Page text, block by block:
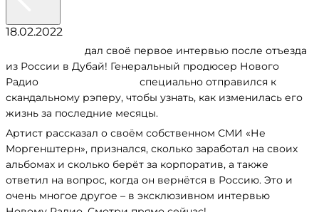
18.02.2022
дал своё первое интервью после отъезда
из России в Дубай! Генеральный продюсер Нового
Радио
специально отправился к
скандальному рэперу, чтобы узнать, как изменилась его
жизнь за последние месяцы.
Артист рассказал о своём собственном СМИ «Не
Моргенштерн», признался, сколько заработал на своих
альбомах и сколько берёт за корпоратив, а также
ответил на вопрос, когда он вернётся в Россию. Это и
очень многое другое – в эксклюзивном интервью